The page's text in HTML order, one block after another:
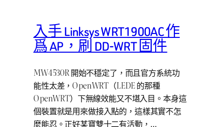
入手 Linksys WRT1900AC 作
爲 AP，刷 DD-WRT 固件
MW4530R 開始不穩定了，而且官方系統功
能性太差，OpenWRT（LEDE 的那種
OpenWRT）下無線效能又不堪入目。本身這
個裝置就是用來做接入點的，這樣其實不怎
麼能忍。正好某寶雙十二有活動，…